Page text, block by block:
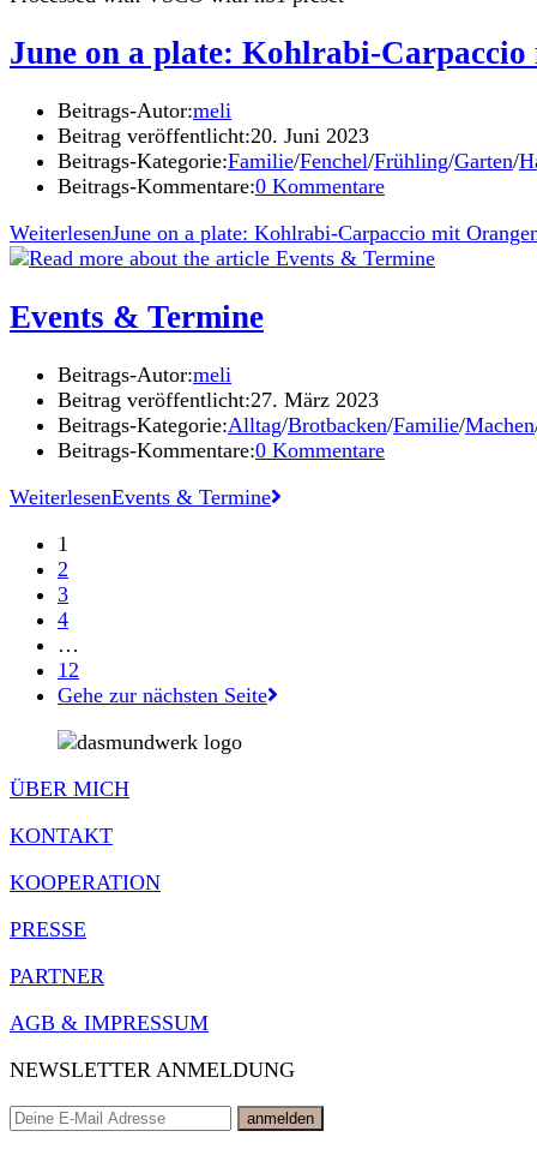
June on a plate: Kohlrabi-Carpaccio
Beitrags-Autor:meli
Beitrag veröffentlicht:20. Juni 2023
Beitrags-Kategorie:Familie/Fenchel/Frühling/Garten/
Beitrags-Kommentare:0 Kommentare
WeiterlesenJune on a plate: Kohlrabi-Carpaccio mit
Events & Termine
Beitrags-Autor:meli
Beitrag veröffentlicht:27. März 2023
Beitrags-Kategorie:Alltag/Brotbacken/Familie/Machen
Beitrags-Kommentare:0 Kommentare
WeiterlesenEvents & Termine
1
2
3
4
…
12
Gehe zur nächsten Seite
ÜBER MICH
KONTAKT
KOOPERATION
PRESSE
PARTNER
AGB & IMPRESSUM
NEWSLETTER ANMELDUNG